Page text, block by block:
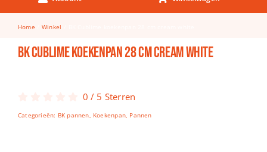
Keuken & Tafelen
Kinderfietsen
Knutselen
Spellen
Home Winkel
BK Cublime koekenpan 28 cm cream white
0 / 5 Sterren
Categorieën: BK pannen, Koekenpan, Pannen